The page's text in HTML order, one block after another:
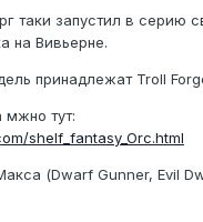
таки запустил в серию
на Вивьерне.
принадлежат Troll
мжно тут:
shelf_fantasy_Orc.html
(Dwarf Gunner, Evil